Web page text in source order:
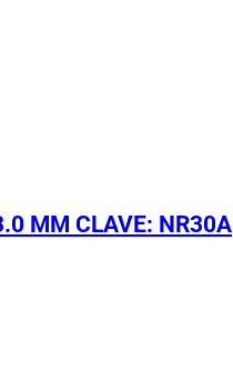
MM CLAVE: NR30A